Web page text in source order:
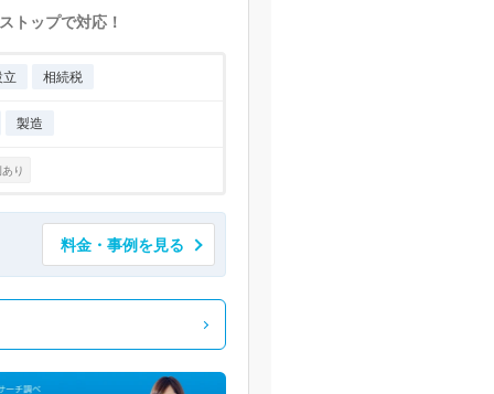
トップで対応！
相続税
製造
り
料金・事例を見る